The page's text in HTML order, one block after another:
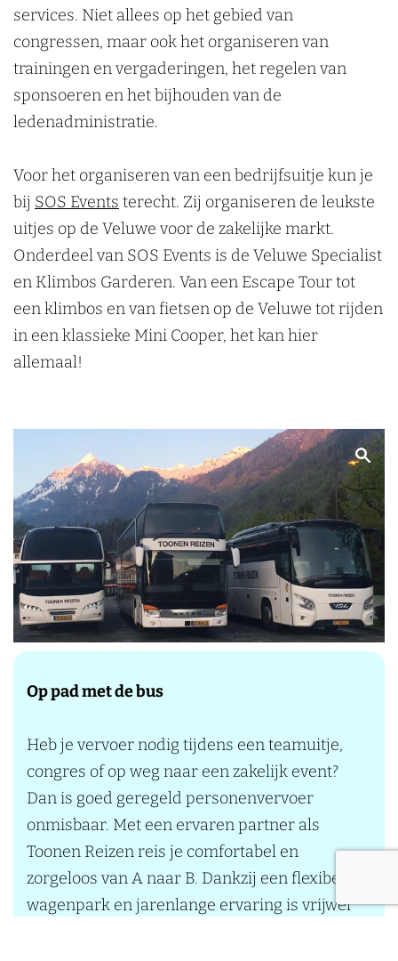
services. Niet allees op het gebied van
congressen, maar ook het organiseren van
trainingen en vergaderingen, het regelen van
sponsoeren en het bijhouden van de
ledenadministratie.
Voor het organiseren van een bedrijfsuitje kun je
bij SOS Events terecht. Zij organiseren de leukste
uitjes op de Veluwe voor de zakelijke markt.
Onderdeel van SOS Events is de Veluwe Specialist
en Klimbos Garderen. Van een Escape Tour tot
een klimbos en van fietsen op de Veluwe tot rijden
in een klassieke Mini Cooper, het kan hier
allemaal!
Op pad met de bus
Heb je vervoer nodig tijdens een teamuitje,
congres of op weg naar een zakelijk event?
Dan is goed geregeld personenvervoer
onmisbaar. Met een ervaren partner als
Toonen Reizen reis je comfortabel en
zorgeloos van A naar B. Dankzij een flexibel
wagenpark en jarenlange ervaring is vrijwel
B
e
k
i
j
k
v
e
g
p